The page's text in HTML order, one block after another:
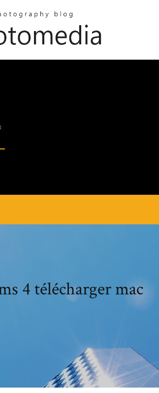
4 télécharger mac